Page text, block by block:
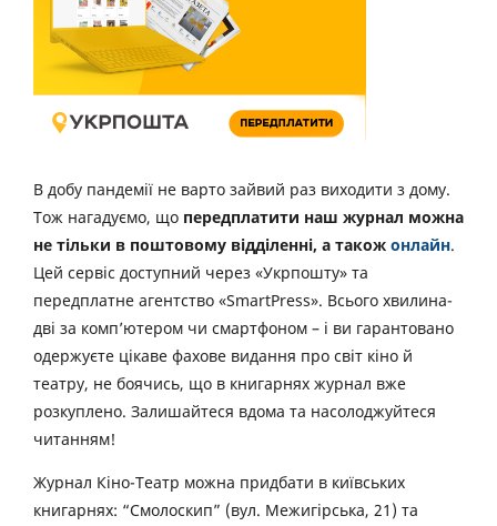
В добу пандемії не варто зайвий раз виходити з дому.
Тож нагадуємо, що передплатити наш журнал можна
не тільки в поштовому відділенні, а також онлайн.
Цей сервіс доступний через «Укрпошту» та
передплатне агентство «SmartPress». Всього хвилина-
дві за комп’ютером чи смартфоном – і ви гарантовано
одержуєте цікаве фахове видання про світ кіно й
театру, не боячись, що в книгарнях журнал вже
розкуплено. Залишайтеся вдома та насолоджуйтеся
читанням!
Журнал Кіно-Театр можна придбати в київських
книгарнях: “Смолоскип” (вул. Межигірська, 21) та